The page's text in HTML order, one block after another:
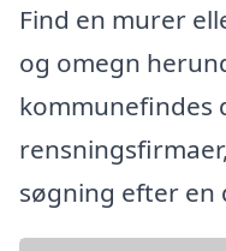
Find en murer
og omegn
kommunefindes
søgning efter en